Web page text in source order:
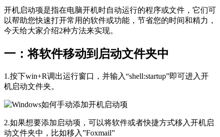
开机启动项是指在电脑开机时自动运行的程序或文件，它们可
以帮助您快速打开常用的软件或功能，节省您的时间和精力，
今天给大家介绍2种方法来实现。
一：将软件移动到启动文件夹中
1.按下win+R调出运行窗口，并输入“shell:startup”即可进入开
机启动文件夹。
2.如果想要添加启动项，可以将软件或者快捷方式移入开机启
动文件夹中，比如移入”Foxmail”